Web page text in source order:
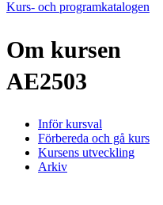
Kurs- och programkatalogen
Om kursen
AE2503
Inför kursval
Förbereda och gå kurs
Kursens utveckling
Arkiv